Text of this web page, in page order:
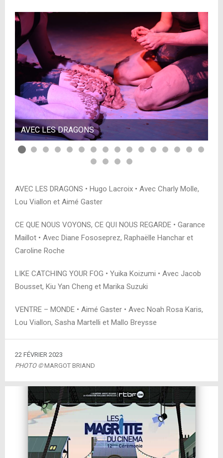
AVEC LES DRAGONS
AVEC LES DRAGONS • Hugo Lacroix • Avec Charly Molle,
Lou Viallon et Aimé Gaster
CE QUE NOUS VOYONS, CE QUI NOUS REGARDE • Garance
Maillot • Avec Diane Fososeprez, Raphaëlle Hanchar et
Caroline Roche
LIKE CATCHING YOUR FOG • Yuika Koizumi • Avec Jacob
Bousset, Kiu Yan Cheng et Marika Suzuki
VENTRE – MONDE • Aimé Gaster • Avec Noah Rosa Karis,
Lou Viallon, Sasha Martelli et Mallo Breysse
22 FÉVRIER 2023
PHOTO ©MARGOT BRIAND